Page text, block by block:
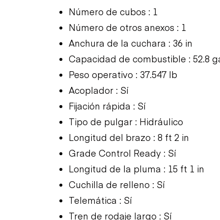
Número de cubos : 1
Número de otros anexos : 1
Anchura de la cuchara : 36 in
Capacidad de combustible : 52.8
Peso operativo : 37.547 lb
Acoplador : Sí
Fijación rápida : Sí
Tipo de pulgar : Hidráulico
Longitud del brazo : 8 ft 2 in
Grade Control Ready : Sí
Longitud de la pluma : 15 ft 1 in
Cuchilla de relleno : Sí
Telemática : Sí
Tren de rodaje largo : Sí